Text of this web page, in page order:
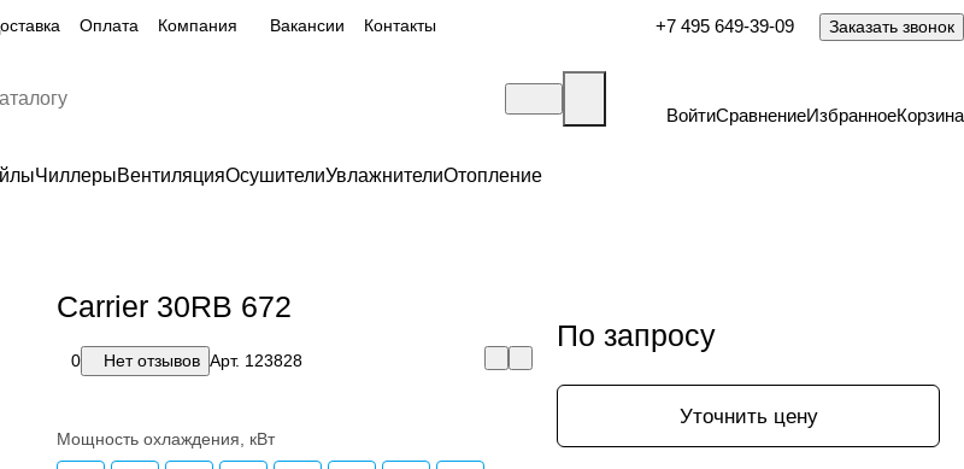
Оплата Компания Вакансии Контакты +7 495 649-39-09 Заказать звонок
ВойтиСравнениеИзбранноеКорзина
ЧиллерыВентиляцияОсушителиУвлажнителиОтопление
Carrier 30RB 672
0 Нет отзывов Арт. 123828
Мощность охлаждения, кВт
По запросу
Уточнить цену